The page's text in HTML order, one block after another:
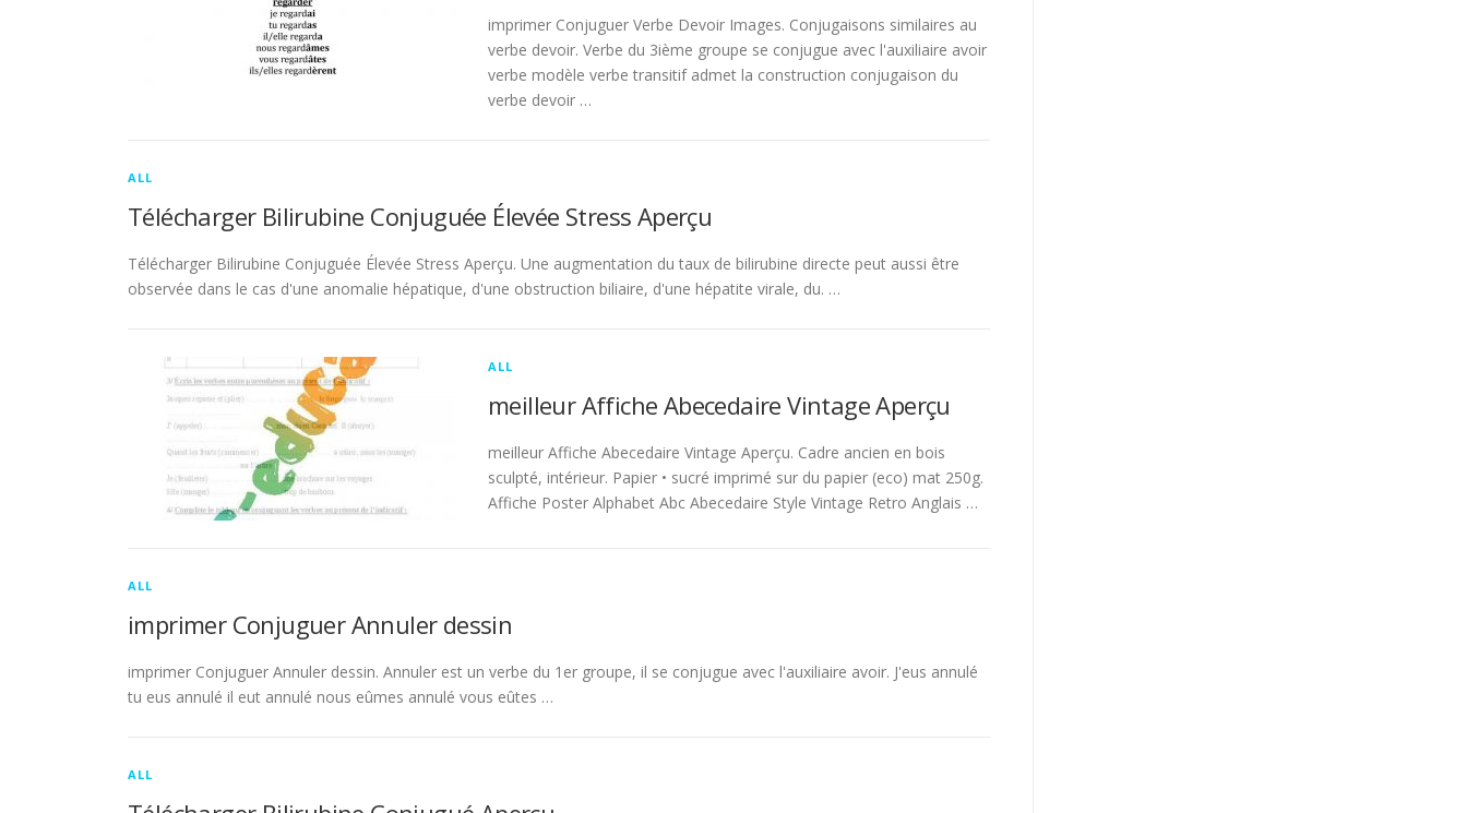
imprimer Conjuguer Verbe Devoir Images. Conjugaisons similaires au
verbe devoir. Verbe du 3ième groupe se conjugue avec l'auxiliaire avoir
verbe modèle verbe transitif admet la construction conjugaison du
verbe devoir …
ALL
Télécharger Bilirubine Conjuguée Élevée Stress Aperçu
Télécharger Bilirubine Conjuguée Élevée Stress Aperçu. Une augmentation du taux de bilirubine directe peut aussi être
observée dans le cas d'une anomalie hépatique, d'une obstruction biliaire, d'une hépatite virale, du. …
ALL
meilleur Affiche Abecedaire Vintage Aperçu
meilleur Affiche Abecedaire Vintage Aperçu. Cadre ancien en bois
sculpté, intérieur. Papier • sucré imprimé sur du papier (eco) mat 250g.
Affiche Poster Alphabet Abc Abecedaire Style Vintage Retro Anglais …
ALL
imprimer Conjuguer Annuler dessin
imprimer Conjuguer Annuler dessin. Annuler est un verbe du 1er groupe, il se conjugue avec l'auxiliaire avoir. J'eus annulé
tu eus annulé il eut annulé nous eûmes annulé vous eûtes …
ALL